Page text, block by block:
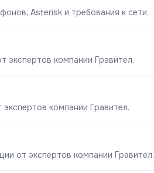
Asterisk и требования к сети.
экспертов компании Гравител.
компании Гравител.
от экспертов компании Гравител.